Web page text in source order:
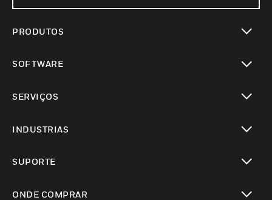
PRODUTOS
SOFTWARE
SERVIÇOS
INDUSTRIAS
SUPORTE
ONDE COMPRAR